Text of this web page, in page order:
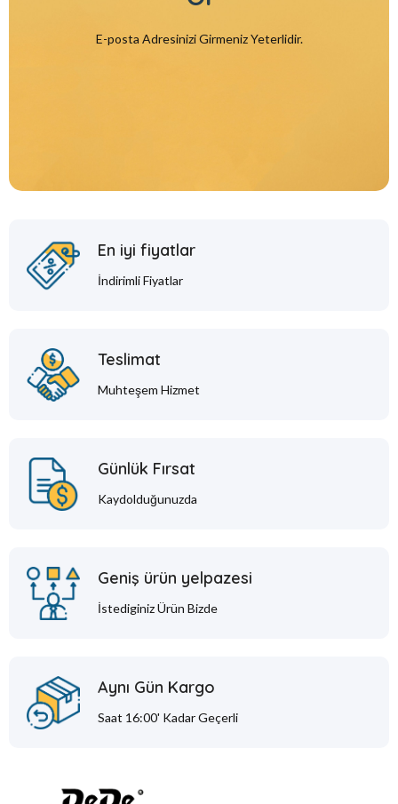
E-posta Adresinizi Girmeniz Yeterlidir.
En iyi fiyatlar
İndirimli Fiyatlar
Teslimat
Muhteşem Hizmet
Günlük Fırsat
Kaydolduğunuzda
Geniş ürün yelpazesi
İstediginiz Ürün Bizde
Aynı Gün Kargo
Saat 16:00' Kadar Geçerli